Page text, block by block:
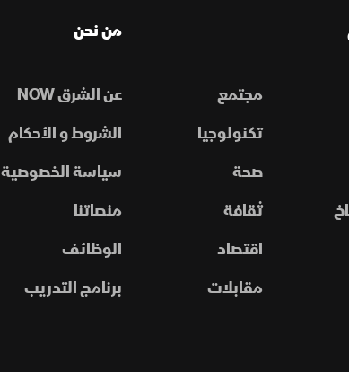
مجتمع
تكنولوجيا
صحة
ثقافة
اقتصاد
مقابلات
من نحن
عن الشرق NOW
الشروط و الأحكام
سياسة الخصوصية
منصاتنا
الوظائف
برنامج التدريب